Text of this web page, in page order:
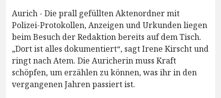
Aurich - Die prall gefüllten Aktenordner mit
Polizei-Protokollen, Anzeigen und Urkunden liegen
beim Besuch der Redaktion bereits auf dem Tisch.
„Dort ist alles dokumentiert“, sagt Irene Kirscht und
ringt nach Atem. Die Auricherin muss Kraft
schöpfen, um erzählen zu können, was ihr in den
vergangenen Jahren passiert ist.